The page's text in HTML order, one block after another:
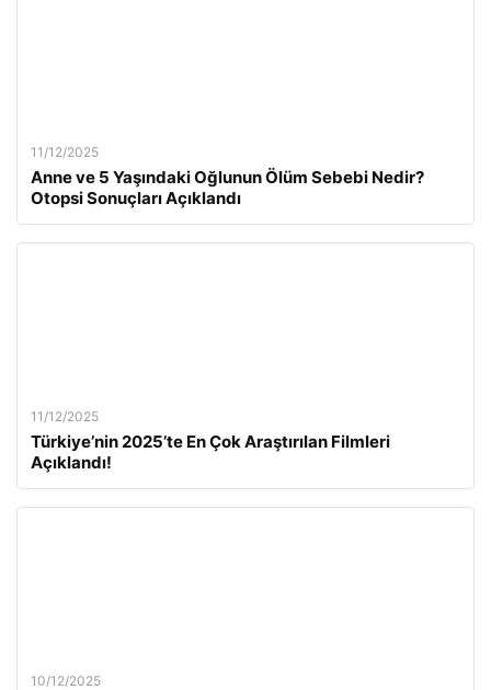
11/12/2025
Anne ve 5 Yaşındaki Oğlunun Ölüm Sebebi Nedir?
Otopsi Sonuçları Açıklandı
11/12/2025
Türkiye’nin 2025’te En Çok Araştırılan Filmleri
Açıklandı!
10/12/2025